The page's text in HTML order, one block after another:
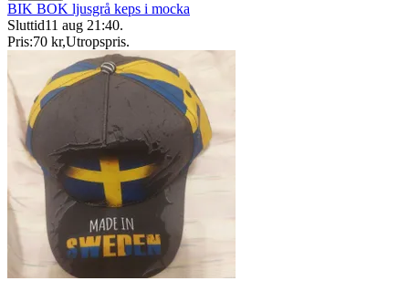
BIK BOK ljusgrå keps i mocka
Sluttid11 aug 21:40.
Pris:70 kr,Utropspris.